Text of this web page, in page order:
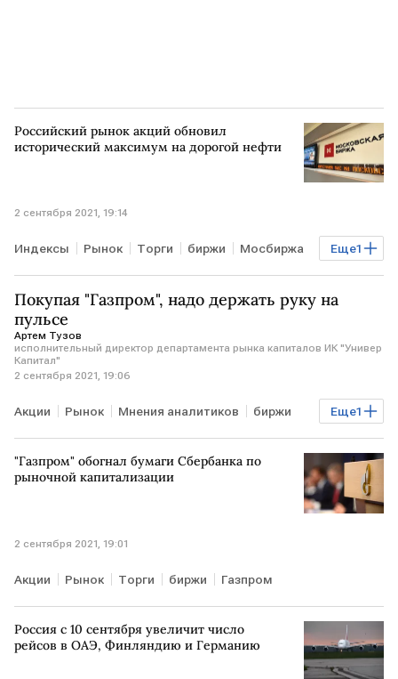
Российский рынок акций обновил
исторический максимум на дорогой нефти
2 сентября 2021, 19:14
Еще1
Индексы Рынок Торги биржи Мосбиржа
РТС
Покупая "Газпром", надо держать руку на
пульсе
Артем Тузов
исполнительный директор департамента рынка капиталов ИК "Универ
Капитал"
2 сентября 2021, 19:06
Еще1
Акции Рынок Мнения аналитиков биржи
Газпром
"Газпром" обогнал бумаги Сбербанка по
рыночной капитализации
2 сентября 2021, 19:01
Акции Рынок Торги биржи Газпром
Россия с 10 сентября увеличит число
рейсов в ОАЭ, Финляндию и Германию